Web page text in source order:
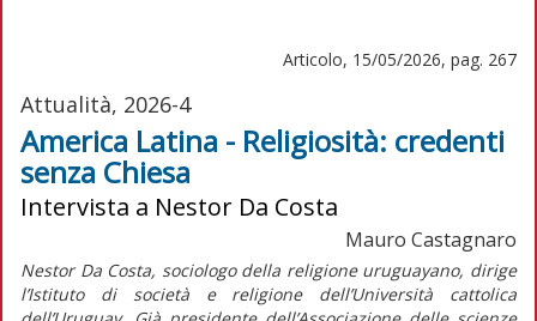
Articolo, 15/05/2026, pag. 267
Attualità, 2026-4
America Latina - Religiosità: credenti
senza Chiesa
Intervista a Nestor Da Costa
Mauro Castagnaro
Nestor Da Costa, sociologo della religione uruguayano, dirige
l’Istituto di società e religione dell’Università cattolica